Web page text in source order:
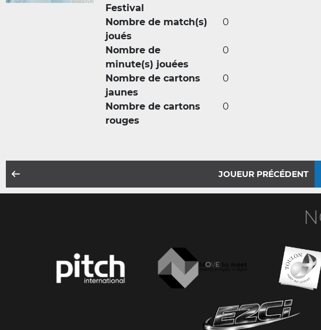
Festival
Nombre de match(s)
joués
0
Nombre de
minute(s) jouées
0
Nombre de cartons
jaunes
0
Nombre de cartons
rouges
0
JOUEUR PRÉCÉDENT